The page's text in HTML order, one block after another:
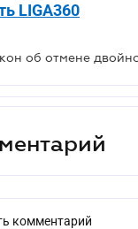
LIGA360
об отмене
комментарий